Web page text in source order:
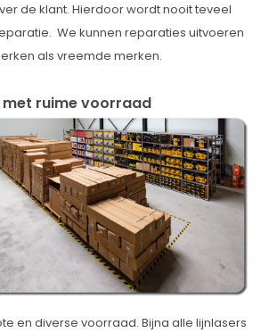
de klant. Hierdoor wordt nooit teveel
We kunnen reparaties uitvoeren
als vreemde merken.
met ruime voorraad
en diverse voorraad. Bijna alle lijnlasers